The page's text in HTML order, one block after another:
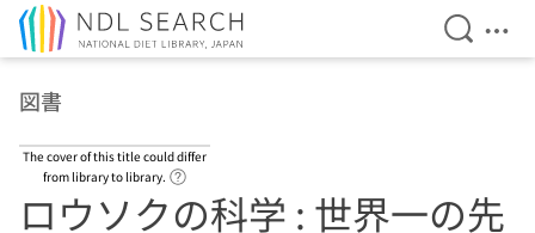
Open
図書
The cover of this title could differ
from library to library.
ロウソクの科学 : 世界一の先